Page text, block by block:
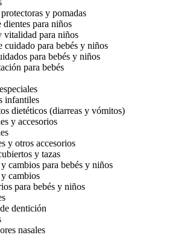
y pomadas
dientes para niños
vitalidad para niños
cuidado para bebés y niños
para bebés y niños
para bebés
infantiles
dietéticos (diarreas y vómitos)
y accesorios
y otros accesorios
y tazas
y cambios para bebés y niños
y cambios
para bebés y niños
dentición
nasales